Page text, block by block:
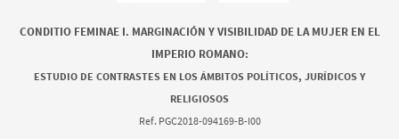
CONDITIO FEMINAE I. MARGINACIÓN Y VISIBILIDAD DE LA MUJER EN EL
IMPERIO ROMANO:
ESTUDIO DE CONTRASTES EN LOS ÁMBITOS POLÍTICOS, JURÍDICOS Y
RELIGIOSOS
Ref. PGC2018-094169-B-I00